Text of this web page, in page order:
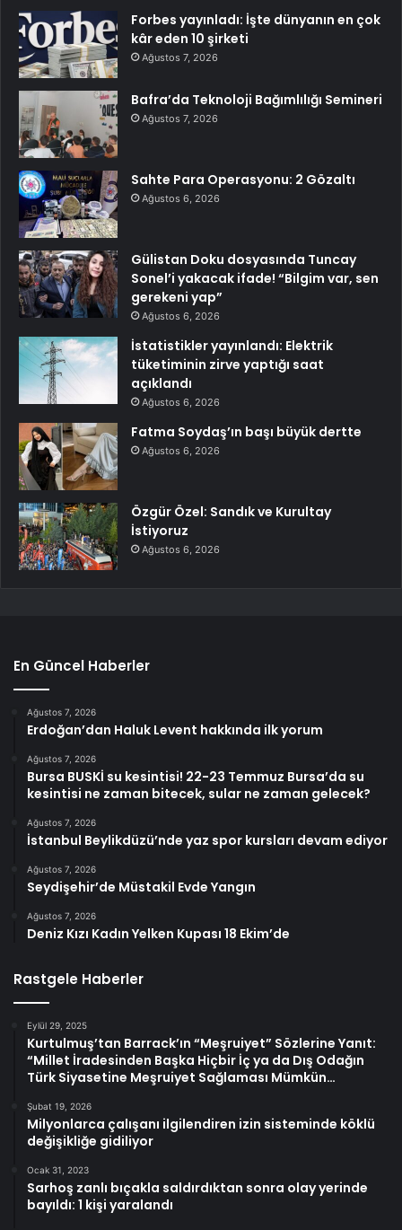
Forbes yayınladı: İşte dünyanın en çok
kâr eden 10 şirketi
Ağustos 7, 2026
Bafra’da Teknoloji Bağımlılığı Semineri
Ağustos 7, 2026
Sahte Para Operasyonu: 2 Gözaltı
Ağustos 6, 2026
Gülistan Doku dosyasında Tuncay
Sonel’i yakacak ifade! “Bilgim var, sen
gerekeni yap”
Ağustos 6, 2026
İstatistikler yayınlandı: Elektrik
tüketiminin zirve yaptığı saat
açıklandı
Ağustos 6, 2026
Fatma Soydaş’ın başı büyük dertte
Ağustos 6, 2026
Özgür Özel: Sandık ve Kurultay
İstiyoruz
Ağustos 6, 2026
En Güncel Haberler
Ağustos 7, 2026
Erdoğan’dan Haluk Levent hakkında ilk yorum
Ağustos 7, 2026
Bursa BUSKİ su kesintisi! 22-23 Temmuz Bursa’da su
kesintisi ne zaman bitecek, sular ne zaman gelecek?
Ağustos 7, 2026
İstanbul Beylikdüzü’nde yaz spor kursları devam ediyor
Ağustos 7, 2026
Seydişehir’de Müstakil Evde Yangın
Ağustos 7, 2026
Deniz Kızı Kadın Yelken Kupası 18 Ekim’de
Rastgele Haberler
Eylül 29, 2025
Kurtulmuş’tan Barrack’ın “Meşruiyet” Sözlerine Yanıt:
“Millet İradesinden Başka Hiçbir İç ya da Dış Odağın
Türk Siyasetine Meşruiyet Sağlaması Mümkün…
Şubat 19, 2026
Milyonlarca çalışanı ilgilendiren izin sisteminde köklü
değişikliğe gidiliyor
Ocak 31, 2023
Sarhoş zanlı bıçakla saldırdıktan sonra olay yerinde
bayıldı: 1 kişi yaralandı